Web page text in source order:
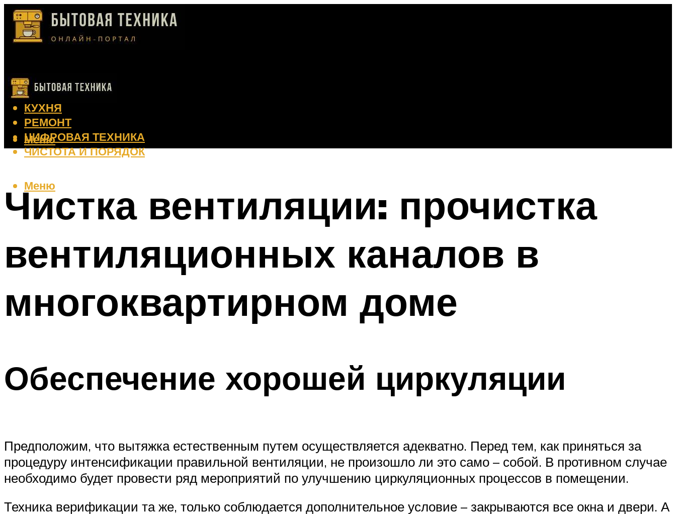
КЛИМАТ
КРАСОТА
КУХНЯ
РЕМОНТ
ЦИФРОВАЯ ТЕХНИКА
ЧИСТОТА И ПОРЯДОК
Меню
Меню
Чистка вентиляции: прочистка
вентиляционных каналов в
многоквартирном доме
Обеспечение хорошей циркуляции
Предположим, что вытяжка естественным путем осуществляется адекватно. Перед тем, как приняться за
процедуру интенсификации правильной вентиляции, не произошло ли это само – собой. В противном случае
необходимо будет провести ряд мероприятий по улучшению циркуляционных процессов в помещении.
Техника верификации та же, только соблюдается дополнительное условие – закрываются все окна и двери. А